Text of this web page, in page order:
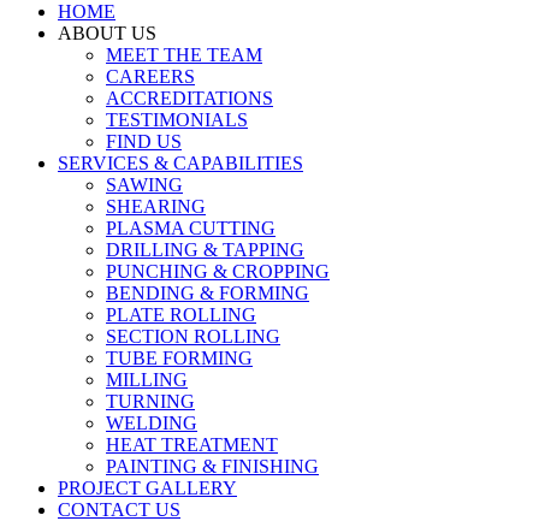
HOME
ABOUT US
MEET THE TEAM
CAREERS
ACCREDITATIONS
TESTIMONIALS
FIND US
SERVICES & CAPABILITIES
SAWING
SHEARING
PLASMA CUTTING
DRILLING & TAPPING
PUNCHING & CROPPING
BENDING & FORMING
PLATE ROLLING
SECTION ROLLING
TUBE FORMING
MILLING
TURNING
WELDING
HEAT TREATMENT
PAINTING & FINISHING
PROJECT GALLERY
CONTACT US